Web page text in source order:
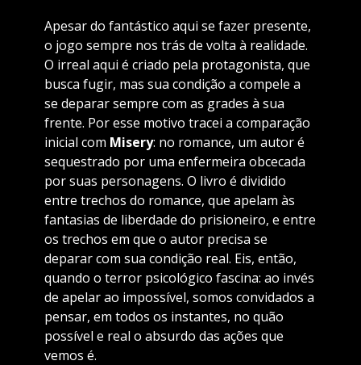
Apesar do fantástico aqui se fazer presente,
o jogo sempre nos trás de volta à realidade.
O irreal aqui é criado pela protagonista, que
busca fugir, mas sua condição a compele a
se deparar sempre com as grades à sua
frente. Por esse motivo tracei a comparação
inicial com Misery: no romance, um autor é
sequestrado por uma enfermeira obcecada
por suas personagens. O livro é dividido
entre trechos do romance, que apelam às
fantasias de liberdade do prisioneiro, e entre
os trechos em que o autor precisa se
deparar com sua condição real. Eis, então,
quando o terror psicológico fascina: ao invés
de apelar ao impossível, somos convidados a
pensar, em todos os instantes, no quão
possível e real o absurdo das ações que
vemos é.